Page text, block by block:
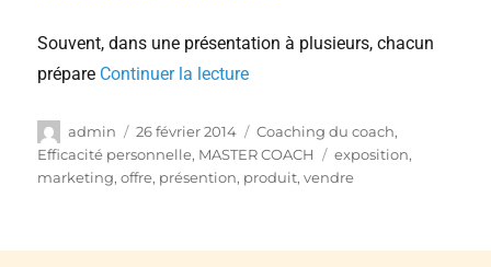
Souvent, dans une présentation à plusieurs, chacun
prépare Continuer la lecture
admin 26 février 2014 Coaching du coach,
Efficacité personnelle, MASTER COACH exposition,
marketing,offre, présention, produit,vendre